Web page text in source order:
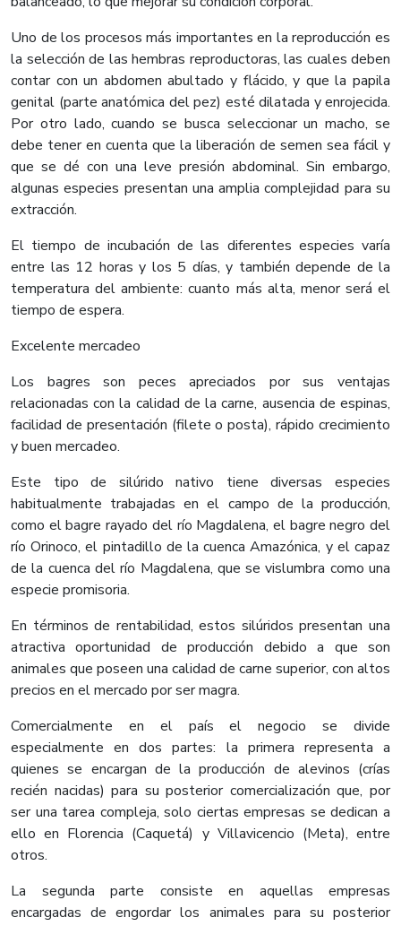
Uno de los procesos más importantes en la reproducción es
la selección de las hembras reproductoras, las cuales deben
contar con un abdomen abultado y flácido, y que la papila
genital (parte anatómica del pez) esté dilatada y enrojecida.
Por otro lado, cuando se busca seleccionar un macho, se
debe tener en cuenta que la liberación de semen sea fácil y
que se dé con una leve presión abdominal. Sin embargo,
algunas especies presentan una amplia complejidad para su
extracción.
El tiempo de incubación de las diferentes especies varía
entre las 12 horas y los 5 días, y también depende de la
temperatura del ambiente: cuanto más alta, menor será el
tiempo de espera.
Excelente mercadeo
Los bagres son peces apreciados por sus ventajas
relacionadas con la calidad de la carne, ausencia de espinas,
facilidad de presentación (filete o posta), rápido crecimiento
y buen mercadeo.
Este tipo de silúrido nativo tiene diversas especies
habitualmente trabajadas en el campo de la producción,
como el bagre rayado del río Magdalena, el bagre negro del
río Orinoco, el pintadillo de la cuenca Amazónica, y el capaz
de la cuenca del río Magdalena, que se vislumbra como una
especie promisoria.
En términos de rentabilidad, estos silúridos presentan una
atractiva oportunidad de producción debido a que son
animales que poseen una calidad de carne superior, con altos
precios en el mercado por ser magra.
Comercialmente en el país el negocio se divide
especialmente en dos partes: la primera representa a
quienes se encargan de la producción de alevinos (crías
recién nacidas) para su posterior comercialización que, por
ser una tarea compleja, solo ciertas empresas se dedican a
ello en Florencia (Caquetá) y Villavicencio (Meta), entre
otros.
La segunda parte consiste en aquellas empresas
encargadas de engordar los animales para su posterior